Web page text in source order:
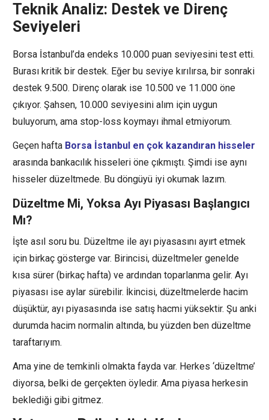
Teknik Analiz: Destek ve Direnç
Seviyeleri
Borsa İstanbul’da endeks 10.000 puan seviyesini test etti.
Burası kritik bir destek. Eğer bu seviye kırılırsa, bir sonraki
destek 9.500. Direnç olarak ise 10.500 ve 11.000 öne
çıkıyor. Şahsen, 10.000 seviyesini alım için uygun
buluyorum, ama stop-loss koymayı ihmal etmiyorum.
Geçen hafta Borsa İstanbul en çok kazandıran hisseler
arasında bankacılık hisseleri öne çıkmıştı. Şimdi ise aynı
hisseler düzeltmede. Bu döngüyü iyi okumak lazım.
Düzeltme Mi, Yoksa Ayı Piyasası Başlangıcı
Mı?
İşte asıl soru bu. Düzeltme ile ayı piyasasını ayırt etmek
için birkaç gösterge var. Birincisi, düzeltmeler genelde
kısa sürer (birkaç hafta) ve ardından toparlanma gelir. Ayı
piyasası ise aylar sürebilir. İkincisi, düzeltmelerde hacim
düşüktür, ayı piyasasında ise satış hacmi yüksektir. Şu anki
durumda hacim normalin altında, bu yüzden ben düzeltme
taraftarıyım.
Ama yine de temkinli olmakta fayda var. Herkes ‘düzeltme’
diyorsa, belki de gerçekten öyledir. Ama piyasa herkesin
beklediği gibi gitmez.